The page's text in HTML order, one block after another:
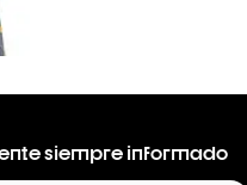
siempre informado